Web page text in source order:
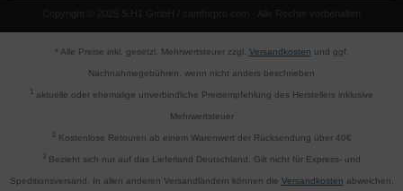
Copyright © 2025 S.H1 GmbH / camforpro.com - Alle Rechte vorbehalten
* Alle Preise inkl. gesetzl. Mehrwertsteuer zzgl. Versandkosten und ggf.
Nachnahmegebühren, wenn nicht anders beschrieben
aktuelle oder ehemalige unverbindliche Preisempfehlung des Herstellers inklusive
Mehrwertsteuer
2Kostenlose Retouren ab einem Warenwert der Rücksendung über 40€
3 Bezieht sich nur auf das Lieferland Deutschland. Gilt nicht für Express- und
Speditionsversand. In allen anderen Versandländern können die Versandkosten abweichen.